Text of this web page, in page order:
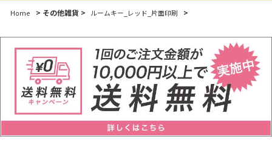
Home > その他雑貨 > ルームキー_レッド_片面印刷 >